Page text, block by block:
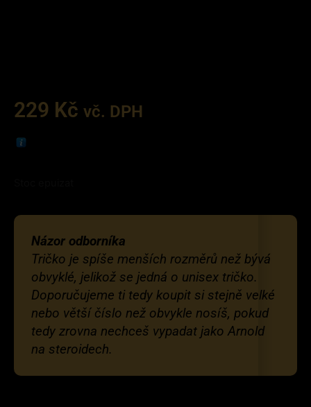
229 Kč vč. DPH
Názor odborníka
Tričko je spíše menších rozměrů než bývá
obvyklé, jelikož se jedná o unisex tričko.
Doporučujeme ti tedy koupit si stejně velké
nebo větší číslo než obvykle nosíš, pokud
tedy zrovna nechceš vypadat jako Arnold
na steroidech.